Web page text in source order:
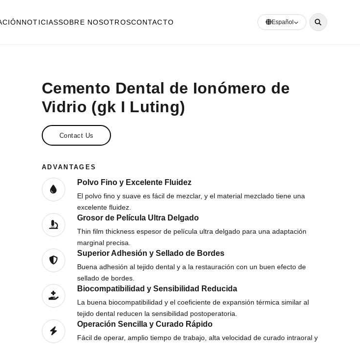
NOTICIASSOBRE NOSOTROSCONTACTO Español
Cemento Dental de Ionómero de
Vidrio (gk I Luting)
Contact Us
ADVANTAGES
Polvo Fino y Excelente Fluidez
El polvo fino y suave es fácil de mezclar, y el material mezclado tiene una
excelente fluidez.
Grosor de Película Ultra Delgado
Thin film thickness espesor de película ultra delgado para una adaptación
marginal precisa.
Superior Adhesión y Sellado de Bordes
Buena adhesión al tejido dental y a la restauración con un buen efecto de
sellado de bordes.
Biocompatibilidad y Sensibilidad Reducida
La buena biocompatibilidad y el coeficiente de expansión térmica similar al
tejido dental reducen la sensibilidad postoperatoria.
Operación Sencilla y Curado Rápido
Fácil de operar, amplio tiempo de trabajo, alta velocidad de curado intraoral y